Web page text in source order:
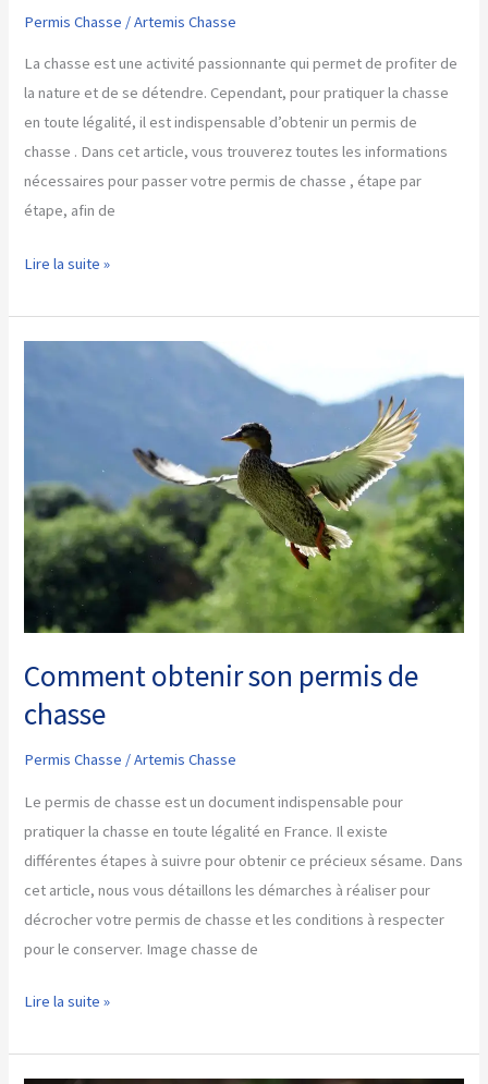
Permis Chasse /Artemis Chasse
La chasse est une activité passionnante qui permet de profiter de
la nature et de se détendre. Cependant, pour pratiquer la chasse
en toute légalité, il est indispensable d’obtenir un permis de
chasse . Dans cet article, vous trouverez toutes les informations
nécessaires pour passer votre permis de chasse , étape par
étape, afin de
Comment
un
Lire la suite »
Comment obtenir son permis de
chasse
Permis Chasse /Artemis Chasse
Le permis de chasse est un document indispensable pour
pratiquer la chasse en toute légalité en France. Il existe
différentes étapes à suivre pour obtenir ce précieux sésame. Dans
cet article, nous vous détaillons les démarches à réaliser pour
décrocher votre permis de chasse et les conditions à respecter
pour le conserver. Image chasse de
Comment
son
Lire la suite »